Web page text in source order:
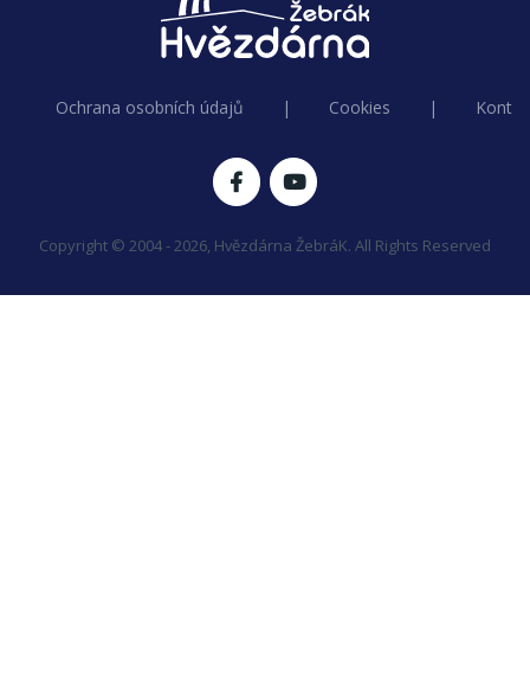
Ochrana osobních údajů | Cookies |
Copyright © 2004 - 2026, Hvězdárna ŽebráK. All Rights Reserved